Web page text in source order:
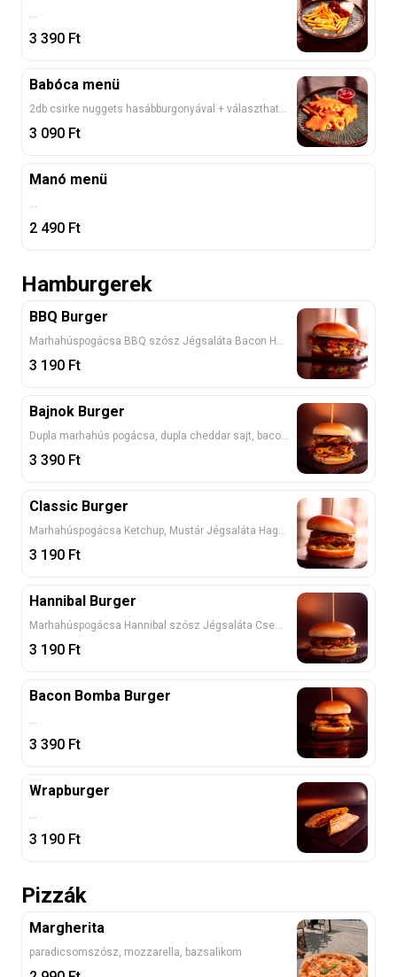
...
3 390 Ft
Babóca menü
2db csirke nuggets hasábburgonyával + választható öntettel + 1db választható mini fánkkal + választható 0, 33l üdítővel
3 090 Ft
Manó menü
...
2 490 Ft
Hamburgerek
BBQ Burger
Marhahúspogácsa BBQ szósz Jégsaláta Bacon Hagyma Paradicsom Cheddar sajt Hasábburgonyával
3 190 Ft
Bajnok Burger
Dupla marhahús pogácsa, dupla cheddar sajt, bacon, paradicsom, jégsaláta, lila hagyma, csemege uborka, Hannibal szósz
3 390 Ft
Classic Burger
Marhahúspogácsa Ketchup, Mustár Jégsaláta Hagyma Uborka Paradicsom Cheddar sajt Hasábburgonyával
3 190 Ft
Hannibal Burger
Marhahúspogácsa Hannibal szósz Jégsaláta Csemege uborka Hagyma Paradicsom Cheddar Sajt Hasábburgonyával
3 190 Ft
Bacon Bomba Burger
...
3 390 Ft
Wrapburger
...
3 190 Ft
Pizzák
Margherita
paradicsomszósz, mozzarella, bazsalikom